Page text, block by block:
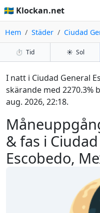
🇸🇪 Klockan.net
Hem Städer Ciudad
⏱️ Tid ☀️ Sol
& fas i
Escobedo,
I natt i Ciudad General
skärande med 2270.3%
aug. 2026, 22:18.